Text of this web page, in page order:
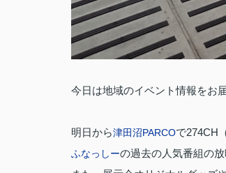
今日は地域のイベント情報をお
明日から津田沼PARCOで274CH
ふなっしーの過去の人気番組の